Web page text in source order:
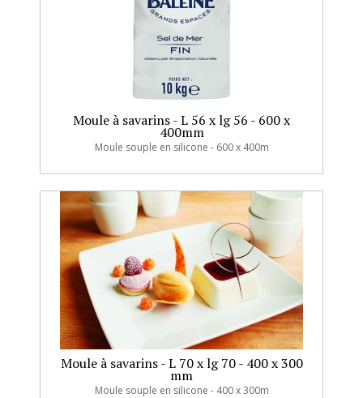
Moule à savarins - L 56 x lg 56 - 600 x
400mm
Moule souple en silicone - 600 x 400m
Moule à savarins - L 70 x lg 70 - 400 x 300
mm
Moule souple en silicone - 400 x 300m